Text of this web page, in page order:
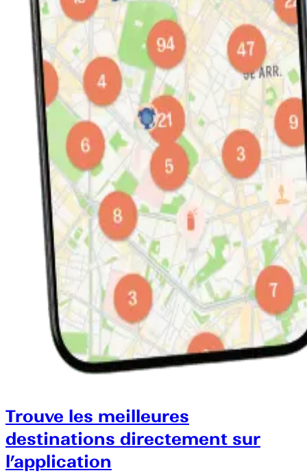
Trouve les meilleures
destinations directement sur
l’application